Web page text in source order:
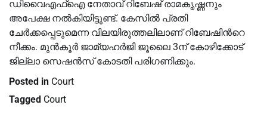
ഡിവൈഎഫ്‌ഐ നേതാവ് റിബേഷ് രാമകൃഷ്ണനും
അപേക്ഷ നല്‍കിയിട്ടുണ്ട്. കേസില്‍ പ്രതി
ചേർക്കപ്പെടുമെന്ന വിലയിരുത്തലിലാണ് റിബേഷിന്‍റെ
നീക്കം. മുൻകൂർ ജാമ്യഹർജി ജൂലൈ 3ന് കോഴിക്കോട്
ജില്ലാ സെഷൻസ് കോടതി പരിഗണിക്കും.
Posted in Court
Tagged Court